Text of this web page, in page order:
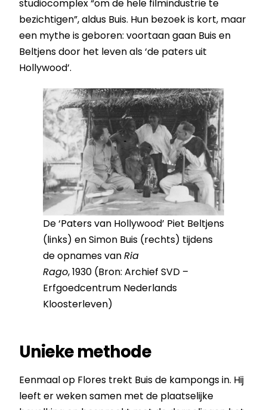
studiocomplex “om de hele filmindustrie te
bezichtigen”, aldus Buis. Hun bezoek is kort, maar
een mythe is geboren: voortaan gaan Buis en
Beltjens door het leven als ‘de paters uit
Hollywood’.
De ‘Paters van Hollywood’ Piet Beltjens
(links) en Simon Buis (rechts) tijdens
de opnames vanRia
Rago, 1930 (Bron: Archief SVD –
Erfgoedcentrum Nederlands
Kloosterleven)
Unieke methode
Eenmaal op Flores trekt Buis de kampongs in. Hij
leeft er weken samen met de plaatselijke